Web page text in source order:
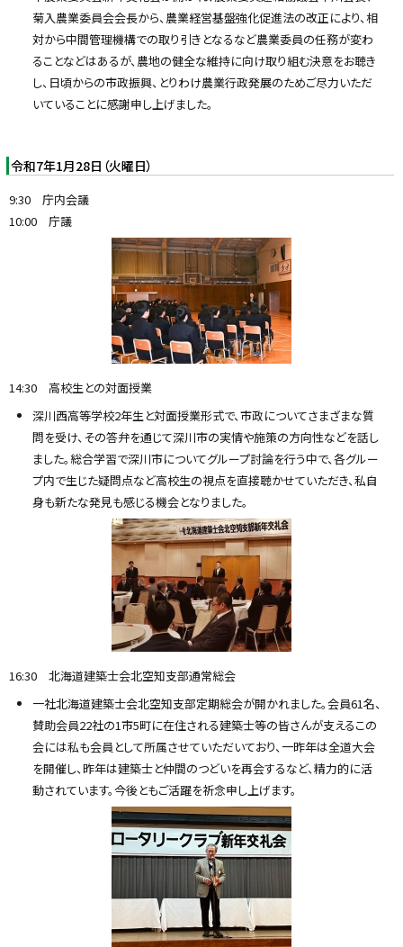
菊入農業委員会会長から、農業経営基盤強化促進法の改正により、相
対から中間管理機構での取り引きとなるなど農業委員の任務が変わ
ることなどはあるが、農地の健全な維持に向け取り組む決意をお聴き
し、日頃からの市政振興、とりわけ農業行政発展のためご尽力いただ
いていることに感謝申し上げました。
令和7年1月28日（火曜日）
9:30 庁内会議
10:00 庁議
14:30 高校生との対面授業
深川西高等学校2年生と対面授業形式で、市政についてさまざまな質
問を受け、その答弁を通じて深川市の実情や施策の方向性などを話し
ました。総合学習で深川市についてグループ討論を行う中で、各グルー
プ内で生じた疑問点など高校生の視点を直接聴かせていただき、私自
身も新たな発見も感じる機会となりました。
16:30 北海道建築士会北空知支部通常総会
一社北海道建築士会北空知支部定期総会が開かれました。会員61名、
賛助会員22社の1市5町に在住される建築士等の皆さんが支えるこの
会には私も会員として所属させていただいており、一昨年は全道大会
を開催し、昨年は建築士と仲間のつどいを再会するなど、精力的に活
動されています。今後ともご活躍を祈念申し上げます。